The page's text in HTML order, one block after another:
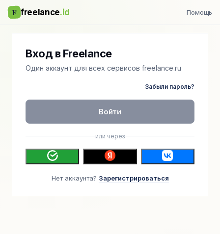
F freelance.id Помощь
Вход в Freelance
Один аккаунт для всех сервисов freelance.ru
Забыли пароль?
Войти
или через
Нет аккаунта? Зарегистрироваться